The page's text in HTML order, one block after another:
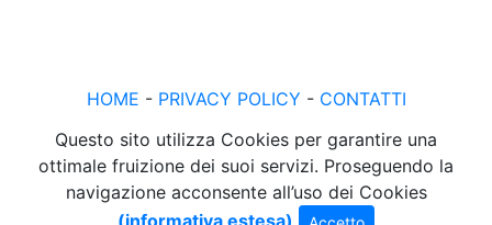
HOME - PRIVACY POLICY - CONTATTI
Questo sito utilizza Cookies per garantire una
ottimale fruizione dei suoi servizi. Proseguendo la
navigazione acconsente all’uso dei Cookies
(informativa estesa)